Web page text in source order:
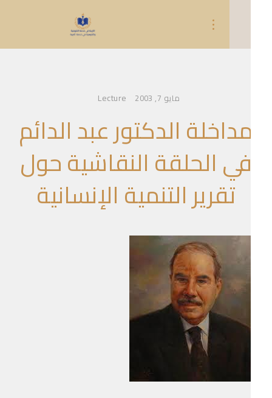
Lecture
الدكتور عبد الدائم
الحلقة النقاشية حول
تقرير التنمية الإنسانية